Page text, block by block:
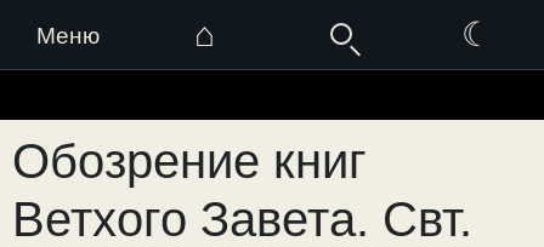
Меню ⌂ ☾
к
содержимому
Обозрение книг
Ветхого Завета. Свт.